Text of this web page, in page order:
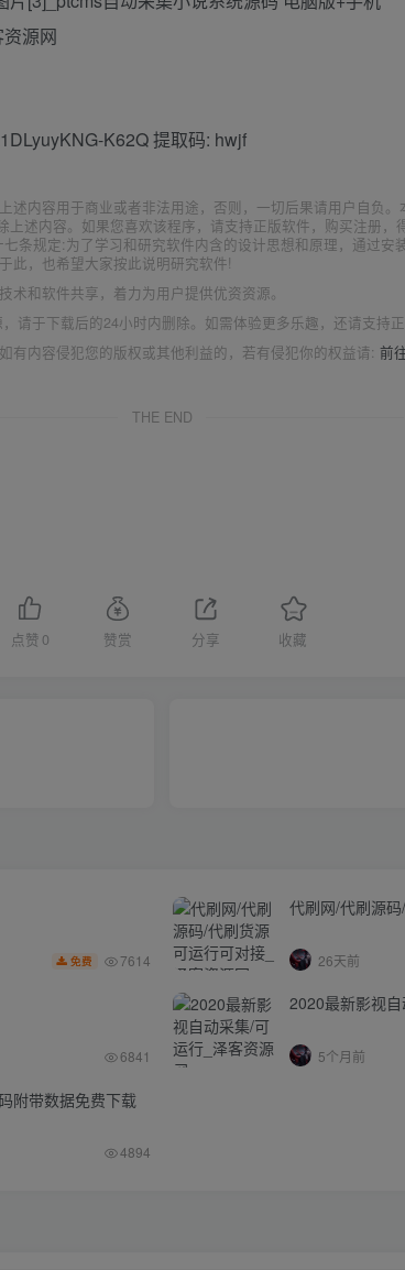
K62Q 提取码: hwjf
述内容用于商业或者非法用途，否则，一切后果请用户自负
述内容。如果您喜欢该程序，请支持正版软件，购买注册，
条规定:为了学习和研究软件内含的设计思想和原理，通过安
此，也希望大家按此说明研究软件!
和软件共享，着力为用户提供优资资源。
请于下载后的24小时内删除。如需体验更多乐趣，还请支持正
有内容侵犯您的版权或其他利益的，若有侵犯你的权益请: 前
THE END
点赞 0 赞赏 分享 收藏
免费 7614
代刷网/代刷源
26天前
6841
2020最新影视
5个月前
附带数据免费下载
4894